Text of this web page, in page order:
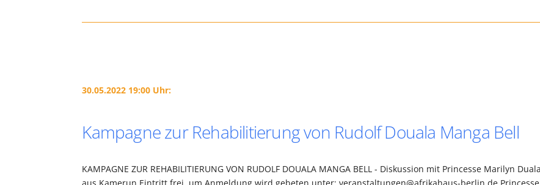
30.05.2022 19:00 Uhr:
Kampagne zur Rehabilitierung von Rudolf Douala Manga Bell
KAMPAGNE ZUR REHABILITIERUNG VON RUDOLF DOUALA MANGA BELL - Diskussion mit Princesse Marilyn